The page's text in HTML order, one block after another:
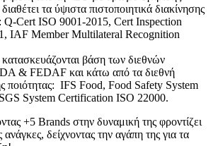
τα ύψιστα πιστοποιητικά διακίνησης
Q-Cert ISO 9001-2015, Cert Inspection
IAF Member Multilateral Recognition
βάση των διεθνών
& FEDAF και κάτω από τα διεθνή
ποιότητας: IFS Food, Food Safety System
System Certification ISO 22000.
+5 Brands στην δυναμική της φροντίζει
ανάγκες, δείχνοντας την αγάπη της για τα